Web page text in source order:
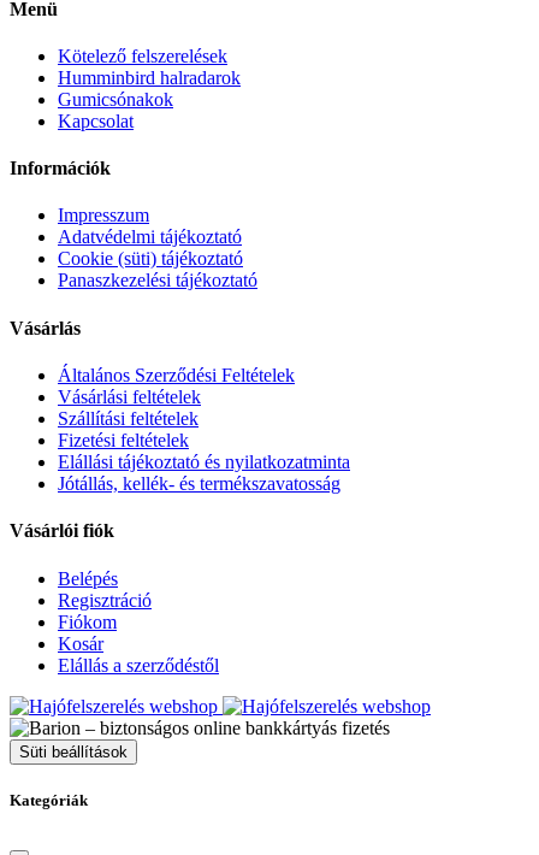
Menü
Kötelező felszerelések
Humminbird halradarok
Gumicsónakok
Kapcsolat
Információk
Impresszum
Adatvédelmi tájékoztató
Cookie (süti) tájékoztató
Panaszkezelési tájékoztató
Vásárlás
Általános Szerződési Feltételek
Vásárlási feltételek
Szállítási feltételek
Fizetési feltételek
Elállási tájékoztató és nyilatkozatminta
Jótállás, kellék- és termékszavatosság
Vásárlói fiók
Belépés
Regisztráció
Fiókom
Kosár
Elállás a szerződéstől
Süti beállítások
Kategóriák